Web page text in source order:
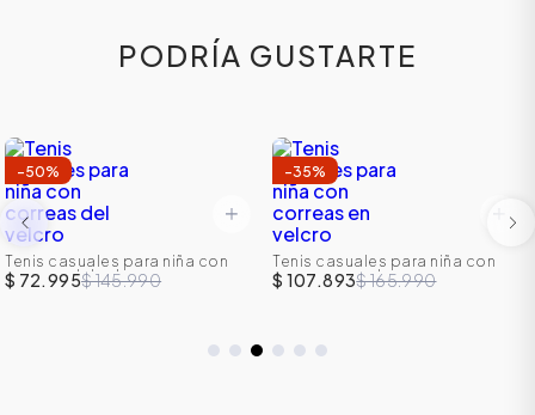
PODRÍA GUSTARTE
-50%
Tenis casuales para niña con
correas del velcro
$ 72.995$ 145.990
-35%
Tenis casuales para niña con
correas en velcro
$ 107.893$ 165.990